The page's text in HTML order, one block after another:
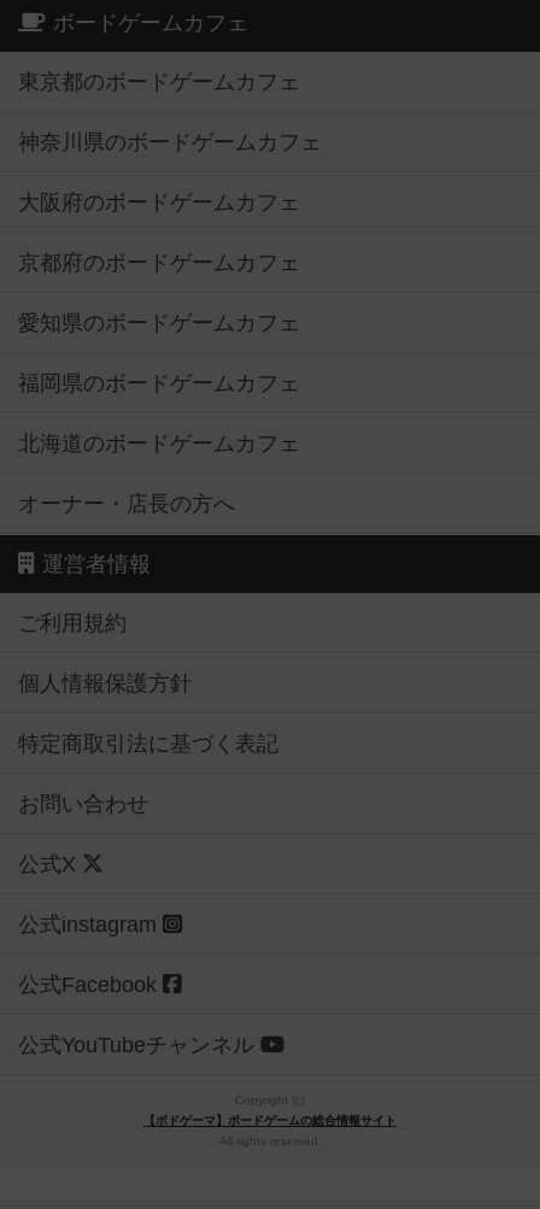
ボードゲームカフェ
東京都のボードゲームカフェ
神奈川県のボードゲームカフェ
大阪府のボードゲームカフェ
京都府のボードゲームカフェ
愛知県のボードゲームカフェ
福岡県のボードゲームカフェ
北海道のボードゲームカフェ
オーナー・店長の方へ
運営者情報
ご利用規約
個人情報保護方針
特定商取引法に基づく表記
お問い合わせ
公式X
公式instagram
公式Facebook
公式YouTubeチャンネル
Copyright (c)
【ボドゲーマ】ボードゲームの総合情報サイト
All rights reserved.